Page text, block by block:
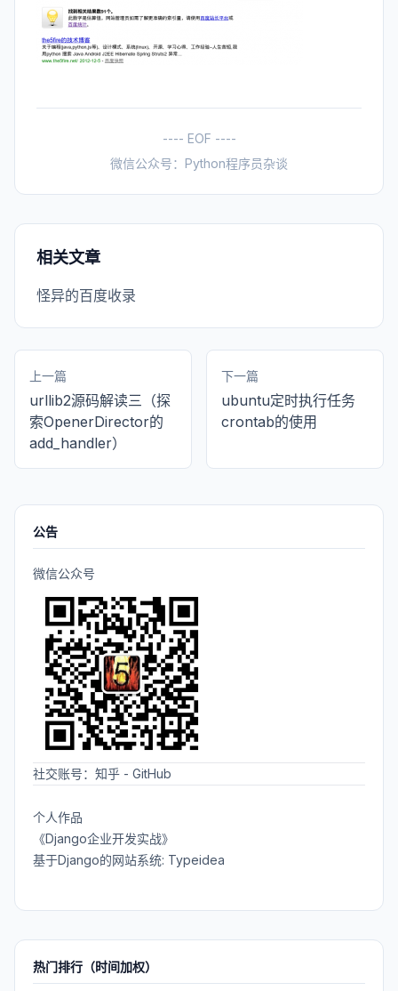
---- EOF ----
微信公众号：Python程序员杂谈
相关文章
怪异的百度收录
上一篇
urllib2源码解读三（探
索OpenerDirector的
add_handler）
下一篇
ubuntu定时执行任务
crontab的使用
公告
微信公众号
社交账号： 知乎 - GitHub
个人作品
《Django企业开发实战》
基于Django的网站系统: Typeidea
热门排行（时间加权）